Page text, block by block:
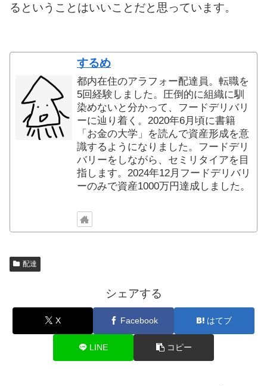
るということはいいことだと思っています。
するめ
都内在住のアラフォー配達員。転職を
5回経験しました。圧倒的に組織に馴
染めないと分かって、フードデリバリ
ーに辿り着く。2020年6月頃に書籍
「お金の大学」を読んで資産形成を意
識するようになりました。フードデリ
バリーをしながら、セミリタイアを目
指します。2024年12月フードデリバリ
ーのみで資産1000万円達成しました。
配達
シェアする
X Facebook はてブ
LINE コピー